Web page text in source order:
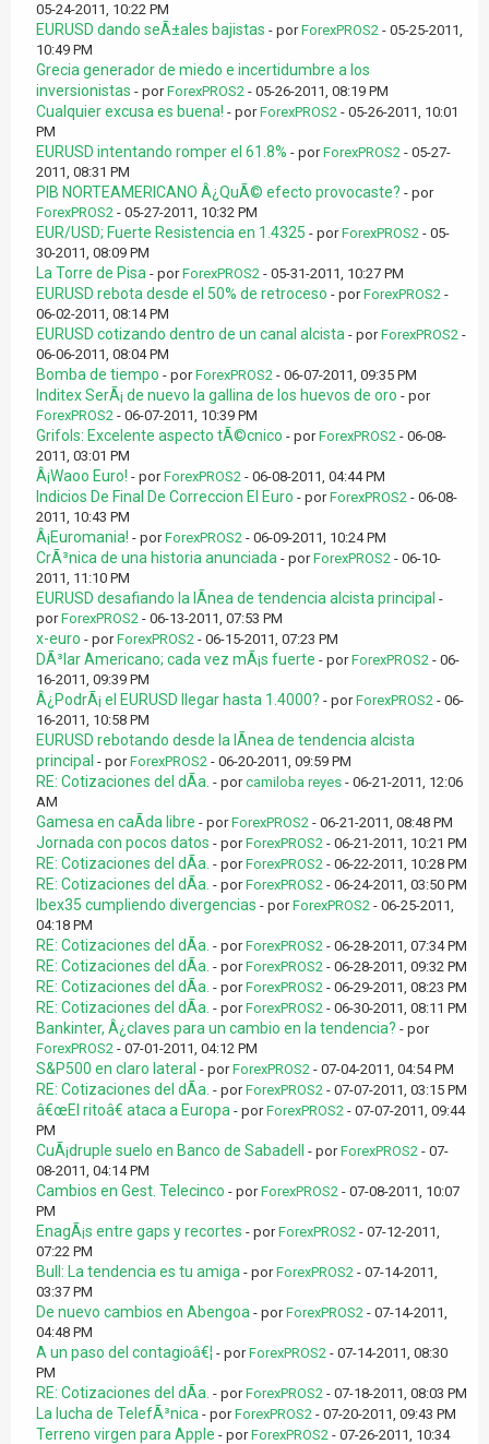
05-24-2011, 10:22 PM
EURUSD dando seÃ±ales bajistas - porForexPROS2 - 05-25-2011,
10:49 PM
Grecia generador de miedo e incertidumbre a los
inversionistas - porForexPROS2 - 05-26-2011, 08:19 PM
Cualquier excusa es buena! - porForexPROS2 - 05-26-2011, 10:01
PM
EURUSD intentando romper el 61.8% - porForexPROS2 - 05-27-
2011, 08:31 PM
PIB NORTEAMERICANO Â¿QuÃ© efecto provocaste? - por
ForexPROS2 - 05-27-2011, 10:32 PM
EUR/USD; Fuerte Resistencia en 1.4325 - porForexPROS2 - 05-
30-2011, 08:09 PM
La Torre de Pisa - porForexPROS2 - 05-31-2011, 10:27 PM
EURUSD rebota desde el 50% de retroceso - porForexPROS2 -
06-02-2011, 08:14 PM
EURUSD cotizando dentro de un canal alcista - porForexPROS2 -
06-06-2011, 08:04 PM
Bomba de tiempo - porForexPROS2 - 06-07-2011, 09:35 PM
Inditex SerÃ¡ de nuevo la gallina de los huevos de oro - por
ForexPROS2 - 06-07-2011, 10:39 PM
Grifols: Excelente aspecto tÃ©cnico - porForexPROS2 - 06-08-
2011, 03:01 PM
Â¡Waoo Euro! - porForexPROS2 - 06-08-2011, 04:44 PM
Indicios De Final De Correccion El Euro - porForexPROS2 - 06-08-
2011, 10:43 PM
Â¡Euromania! - porForexPROS2 - 06-09-2011, 10:24 PM
CrÃ³nica de una historia anunciada - porForexPROS2 - 06-10-
2011, 11:10 PM
EURUSD desafiando la lÃ­nea de tendencia alcista principal -
porForexPROS2 - 06-13-2011, 07:53 PM
x-euro - porForexPROS2 - 06-15-2011, 07:23 PM
DÃ³lar Americano; cada vez mÃ¡s fuerte - porForexPROS2 - 06-
16-2011, 09:39 PM
Â¿PodrÃ¡ el EURUSD llegar hasta 1.4000? - porForexPROS2 - 06-
16-2011, 10:58 PM
EURUSD rebotando desde la lÃ­nea de tendencia alcista
principal - porForexPROS2 - 06-20-2011, 09:59 PM
RE: Cotizaciones del dÃ­a. - porcamiloba reyes - 06-21-2011, 12:06
AM
Gamesa en caÃ­da libre - porForexPROS2 - 06-21-2011, 08:48 PM
Jornada con pocos datos - porForexPROS2 - 06-21-2011, 10:21 PM
RE: Cotizaciones del dÃ­a. - porForexPROS2 - 06-22-2011, 10:28 PM
RE: Cotizaciones del dÃ­a. - porForexPROS2 - 06-24-2011, 03:50 PM
Ibex35 cumpliendo divergencias - porForexPROS2 - 06-25-2011,
04:18 PM
RE: Cotizaciones del dÃ­a. - porForexPROS2 - 06-28-2011, 07:34 PM
RE: Cotizaciones del dÃ­a. - porForexPROS2 - 06-28-2011, 09:32 PM
RE: Cotizaciones del dÃ­a. - porForexPROS2 - 06-29-2011, 08:23 PM
RE: Cotizaciones del dÃ­a. - porForexPROS2 - 06-30-2011, 08:11 PM
Bankinter, Â¿claves para un cambio en la tendencia? - por
ForexPROS2 - 07-01-2011, 04:12 PM
S&P500 en claro lateral - porForexPROS2 - 07-04-2011, 04:54 PM
RE: Cotizaciones del dÃ­a. - porForexPROS2 - 07-07-2011, 03:15 PM
â€œEl ritoâ€ ataca a Europa - porForexPROS2 - 07-07-2011, 09:44
PM
CuÃ¡druple suelo en Banco de Sabadell - porForexPROS2 - 07-
08-2011, 04:14 PM
Cambios en Gest. Telecinco - porForexPROS2 - 07-08-2011, 10:07
PM
EnagÃ¡s entre gaps y recortes - porForexPROS2 - 07-12-2011,
07:22 PM
Bull: La tendencia es tu amiga - porForexPROS2 - 07-14-2011,
03:37 PM
De nuevo cambios en Abengoa - porForexPROS2 - 07-14-2011,
04:48 PM
A un paso del contagioâ€¦ - porForexPROS2 - 07-14-2011, 08:30
PM
RE: Cotizaciones del dÃ­a. - porForexPROS2 - 07-18-2011, 08:03 PM
La lucha de TelefÃ³nica - porForexPROS2 - 07-20-2011, 09:43 PM
Terreno virgen para Apple - porForexPROS2 - 07-26-2011, 10:34